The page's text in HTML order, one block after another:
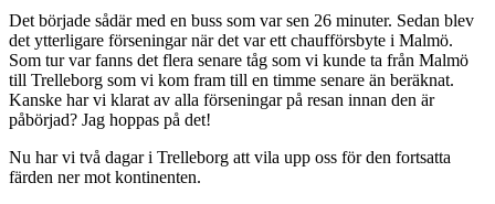
Det började sådär med en buss som var sen 26 minuter. Sedan blev
det ytterligare förseningar när det var ett chaufförsbyte i Malmö.
Som tur var fanns det flera senare tåg som vi kunde ta från Malmö
till Trelleborg som vi kom fram till en timme senare än beräknat.
Kanske har vi klarat av alla förseningar på resan innan den är
påbörjad? Jag hoppas på det!
Nu har vi två dagar i Trelleborg att vila upp oss för den fortsatta
färden ner mot kontinenten.